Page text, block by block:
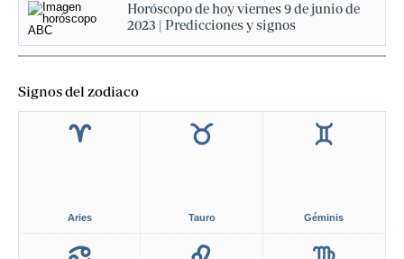
Horóscopo de hoy viernes 9 de junio de
2023 | Predicciones y signos
Signos del zodiaco
Aries Tauro Géminis